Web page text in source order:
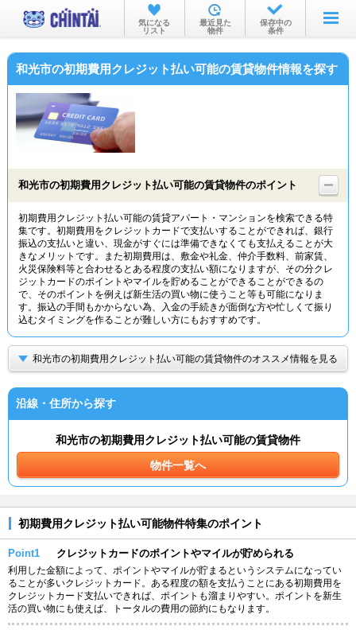
お部屋を探す
沿線・駅から
物件特集から
TOP
気になる
リスト
最近見た
物件
保存中の
条件
和光市の初期費用クレジット払い可能の賃貸物件情報を探す
和光市の初期費用クレジット払い可能の賃貸物件のポイント
初期費用クレジット払い可能の賃貸アパート・マンションを検索できる特
集です。初期費用をクレジットカードで支払いすることができれば、銀行
振込の支払いと違い、現金がすぐには準備できなくても支払えることが大
きなメリットです。また初期費用は、敷金や礼金、仲介手数料、前家賃、
火災保険料等と合わせるとある程度の支払い額になりますが、その分クレ
ジットカードのポイントやマイルを貯めることができることができるの
で、そのポイントを例えば新生活の買い物に使うこと等も可能になりま
す。振込の手間もかからない為、入金の手続きが面倒な方や忙しくて振り
込むタイミングを作ることが難しい方にもおすすめです。
和光市の初期費用クレジット払い可能の賃貸物件のオススメ情報を見る
沿線・住所から探す
和光市の初期費用クレジット払い可能の賃貸物件
物件一覧へ
初期費用クレジット払い可能物件特集のポイント
Point1 クレジットカードのポイントやマイルが貯められる
利用した金額によって、ポイントやマイルが貯まるというシステムになってい
ることが多いクレジットカード。ある程度の額を支払うことにある初期費用を
クレジットカード支払いできれば、ポイントも溜まりやすい。ポイントを新生
活の買い物にも使えば、トータルの費用の節約にもなります。